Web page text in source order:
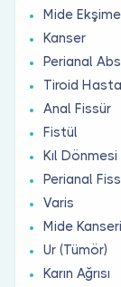
Mide
Kanser
Perianal
Tiroid
Anal Fissür
Fistül
Kıl Dönmesi
Perianal
Varis
Mide Kanseri
Ur (Tümör)
Karın Ağrısı